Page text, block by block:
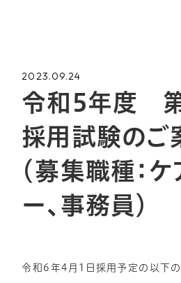
2023.09.24
令和5年度
採用試験のご
（募集職種：
ー、事務員）
令和6年4月1日採用予定の以下の